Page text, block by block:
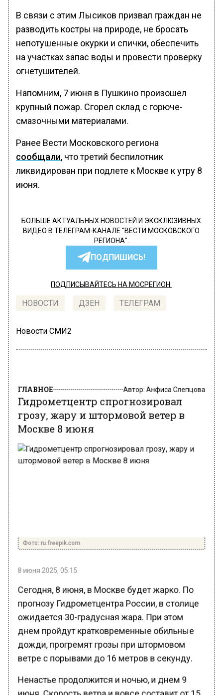
В связи с этим Лысиков призвал граждан не
разводить костры на природе, не бросать
непотушенные окурки и спички, обеспечить
на участках запас воды и провести проверку
огнетушителей.
Напомним, 7 июня в Пушкино произошел
крупный пожар. Сгорел склад с горюче-
смазочными материалами.
Ранее Вести Московского региона
сообщали, что третий беспилотник
ликвидирован при подлете к Москве к утру 8
июня.
БОЛЬШЕ АКТУАЛЬНЫХ НОВОСТЕЙ И ЭКСКЛЮЗИВНЫХ
ВИДЕО В ТЕЛЕГРАМ-КАНАЛЕ "ВЕСТИ МОСКОВСКОГО
РЕГИОНА".
ПОДПИШИСЬ!
ПОДПИСЫВАЙТЕСЬ НА МОСРЕГИОН:
НОВОСТИ ДЗЕН ТЕЛЕГРАМ
Новости СМИ2
Гидрометцентр спрогнозировал
грозу, жару и штормовой ветер в
Москве 8 июня
Фото: ru.freepik.com
8 июня 2025, 05:15
Сегодня, 8 июня, в Москве будет жарко. По
прогнозу Гидрометцентра России, в столице
ожидается 30-градусная жара. При этом
днем пройдут кратковременные обильные
дожди, прогремят грозы при штормовом
ветре с порывами до 16 метров в секунду.
Ненастье продолжится и ночью, и днем 9
июня. Скорость ветра и вовсе составит от 15